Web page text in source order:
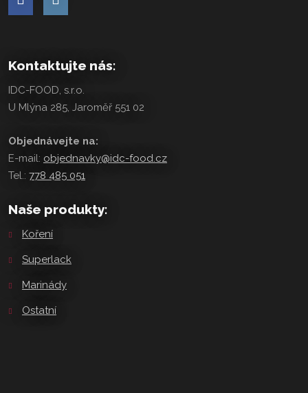
Kontaktujte nás:
IDC-FOOD, s.r.o.
U Mlýna 285, Jaroměř 551 02
Objednávejte na:
E-mail: objednavky@idc-food.cz
Tel.: 778 485 051
Naše produkty:
Koření
Superlack
Marinády
Ostatní